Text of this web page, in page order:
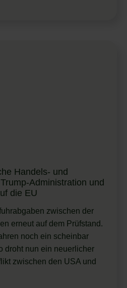
Handels- und
Administration und
die EU
zwischen der
erneut auf dem Prüfstand.
noch ein scheinbar
droht nun ein neuerlicher
zwischen den USA und